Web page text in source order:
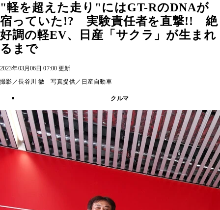
"軽を超えた走り"にはGT-RのDNAが
宿っていた!? 実験責任者を直撃!! 絶
好調の軽EV、日産「サクラ」が生まれ
るまで
2023年03月06日 07:00 更新
撮影／長谷川 徹 写真提供／日産自動車
クルマ